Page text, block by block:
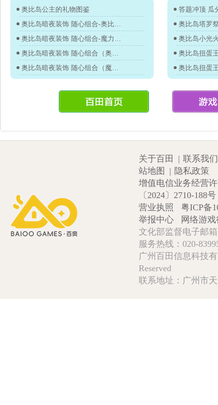
奥比岛公主的礼物图鉴
答题冲顶 瓜
奥比岛塔罗
奥比岛小光
关于百田 | 联系我们
站地图
| 隐私政策
增值电信业务经营
〔2024〕2710-188号
营业执照
粤ICP备
举报中心
网络游
文化部监督电子邮
服务热线：020-
广州百田信息科技
Reserved
联系地址：广州市